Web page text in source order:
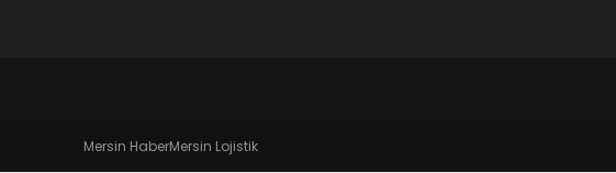
Mersin HaberMersin Lojistik